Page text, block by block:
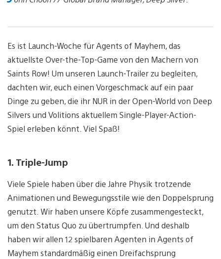
Es ist Launch-Woche für Agents of Mayhem, das
aktuellste Over-the-Top-Game von den Machern von
Saints Row! Um unseren Launch-Trailer zu begleiten,
dachten wir, euch einen Vorgeschmack auf ein paar
Dinge zu geben, die ihr NUR in der Open-World von Deep
Silvers und Volitions aktuellem Single-Player-Action-
Spiel erleben könnt. Viel Spaß!
1. Triple-Jump
Viele Spiele haben über die Jahre Physik trotzende
Animationen und Bewegungsstile wie den Doppelsprung
genutzt. Wir haben unsere Köpfe zusammengesteckt,
um den Status Quo zu übertrumpfen. Und deshalb
haben wir allen 12 spielbaren Agenten in Agents of
Mayhem standardmäßig einen Dreifachsprung